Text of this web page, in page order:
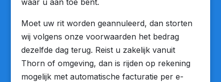
waar u aan toe bent.
Moet uw rit worden geannuleerd, dan storten
wij volgens onze voorwaarden het bedrag
dezelfde dag terug. Reist u zakelijk vanuit
Thorn of omgeving, dan is rijden op rekening
mogelijk met automatische facturatie per e-